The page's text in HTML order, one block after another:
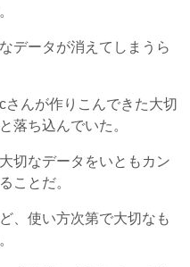
データが消えてしまうら
んが作りこんできた大切
落ち込んでいた。
切なデータをいともカン
ことだ。
、使い方次第で大切なも